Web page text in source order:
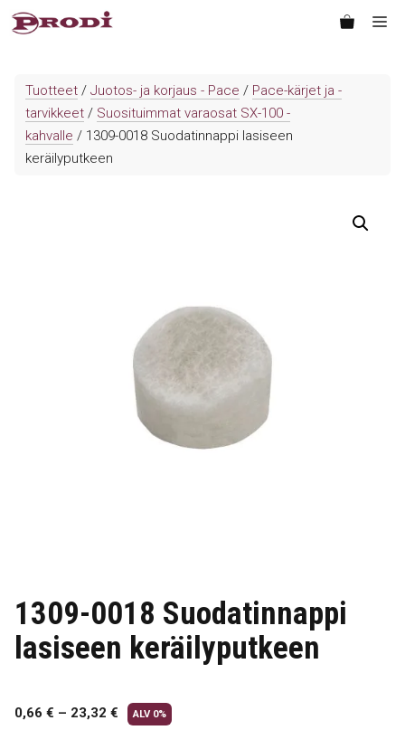
Siirry
sisältöön
Tuotteet / Juotos- ja korjaus - Pace / Pace-kärjet ja -
tarvikkeet / Suosituimmat varaosat SX-100 -
kahvalle / 1309-0018 Suodatinnappi lasiseen
keräilyputkeen
1309-0018 Suodatinnappi
lasiseen keräilyputkeen
0,66 € – 23,32 € ALV 0%